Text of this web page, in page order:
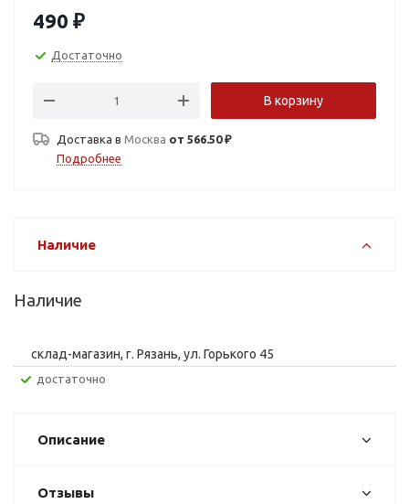
490 ₽
Достаточно
В корзину
Доставка в Москва от 566.50 ₽
Подробнее
Наличие
Наличие
склад-магазин, г. Рязань, ул. Горького 45
Достаточно
Описание
Отзывы